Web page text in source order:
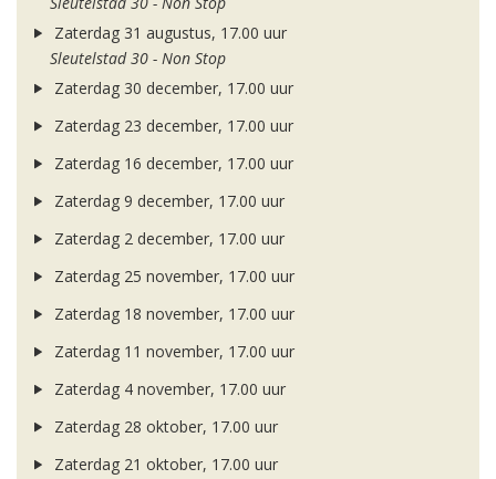
Zaterdag 31 augustus, 17.00 uur
Sleutelstad 30 - Non Stop
Zaterdag 30 december, 17.00 uur
Zaterdag 23 december, 17.00 uur
Zaterdag 16 december, 17.00 uur
Zaterdag 9 december, 17.00 uur
Zaterdag 2 december, 17.00 uur
Zaterdag 25 november, 17.00 uur
Zaterdag 18 november, 17.00 uur
Zaterdag 11 november, 17.00 uur
Zaterdag 4 november, 17.00 uur
Zaterdag 28 oktober, 17.00 uur
Zaterdag 21 oktober, 17.00 uur